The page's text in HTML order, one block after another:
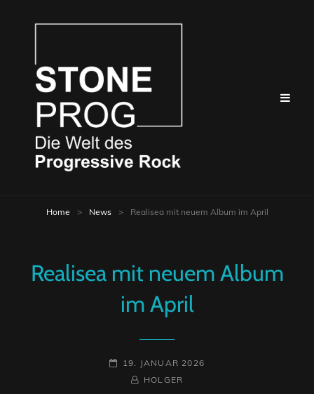
Home > News > Realisea mit neuem Album im April
Realisea mit neuem Album
im April
POSTED-
19. JANUAR 2026
BY
BYLINEHOLGER